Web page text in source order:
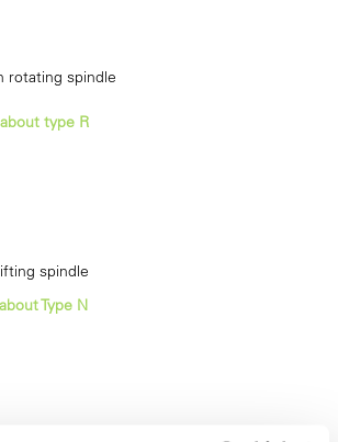
rotating spindle
type R
spindle
Type N